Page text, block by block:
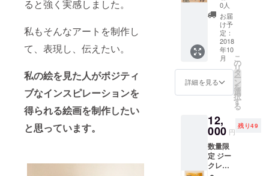
ると強く実感しました。
私もそんなアートを制作し
て、表現し、伝えたい。
私の絵を見た人がポジティ
ブなインスピレーションを
得られる絵画を制作したい
と思っています。
+ ス
テッ
カー1枚
+ 現場
レポー
トメー
ル(写真
付)
(paper)
F5 :
35cm x
27cm
シルク
スク
リー
ン、
マー
カーペ
マット
厚紙 /
簡易額
装付 / 直
筆サイ
ン入 +
0人
お届
け予
定：
2018
年10
月
詳細を見る
こ
の
リ
タ
ー
ン
を
選
択
す
る
12,
000 円
残り49
数量限
定 ジー
クレー